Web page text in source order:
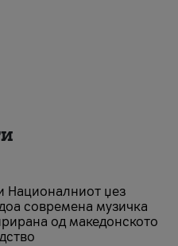
Националниот џез
современа музичка
од македонското